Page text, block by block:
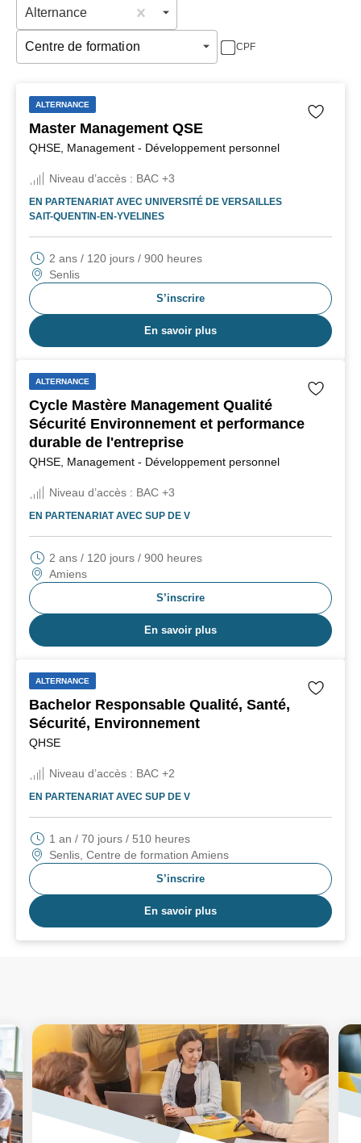
Alternance
Centre de formation CPF
ALTERNANCE
Master Management QSE
QHSE, Management - Développement personnel
Niveau d’accès : BAC +3
EN PARTENARIAT AVEC UNIVERSITÉ DE VERSAILLES
SAIT-QUENTIN-EN-YVELINES
Senlis
2 ans / 120 jours / 900 heures
S’inscrire
En savoir plus
ALTERNANCE
Cycle Mastère Management Qualité
Sécurité Environnement et performance
durable de l'entreprise
QHSE, Management - Développement personnel
Niveau d’accès : BAC +3
EN PARTENARIAT AVEC SUP DE V
Amiens
2 ans / 120 jours / 900 heures
S’inscrire
En savoir plus
ALTERNANCE
Bachelor Responsable Qualité, Santé,
Sécurité, Environnement
QHSE
Niveau d’accès : BAC +2
EN PARTENARIAT AVEC SUP DE V
Senlis, Centre de formation Amiens
1 an / 70 jours / 510 heures
S’inscrire
En savoir plus